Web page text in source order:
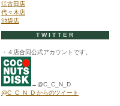
江古田店
代々木店
池袋店
TWITTER
・４店合同公式アカウントです。
→@C_C_N_D
@C_C_N_D からのツイート